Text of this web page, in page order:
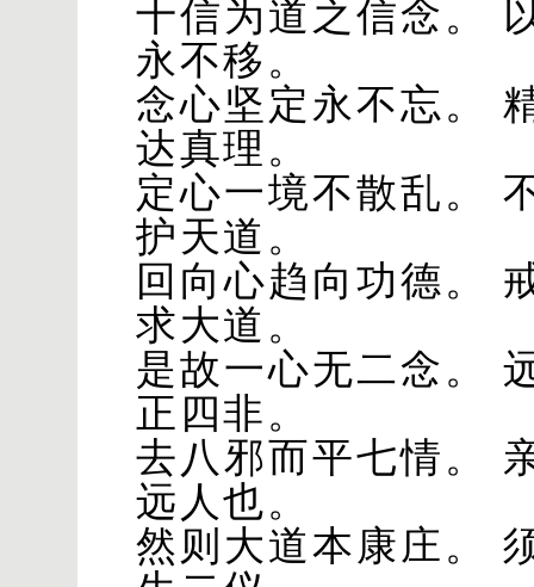
十信为道之信念。
永不移。
念心坚定永不忘。
达真理。
定心一境不散乱。
护天道。
回向心趋向功德。
求大道。
是故一心无二念。
正四非。
去八邪而平七情。
远人也。
然则大道本康庄。